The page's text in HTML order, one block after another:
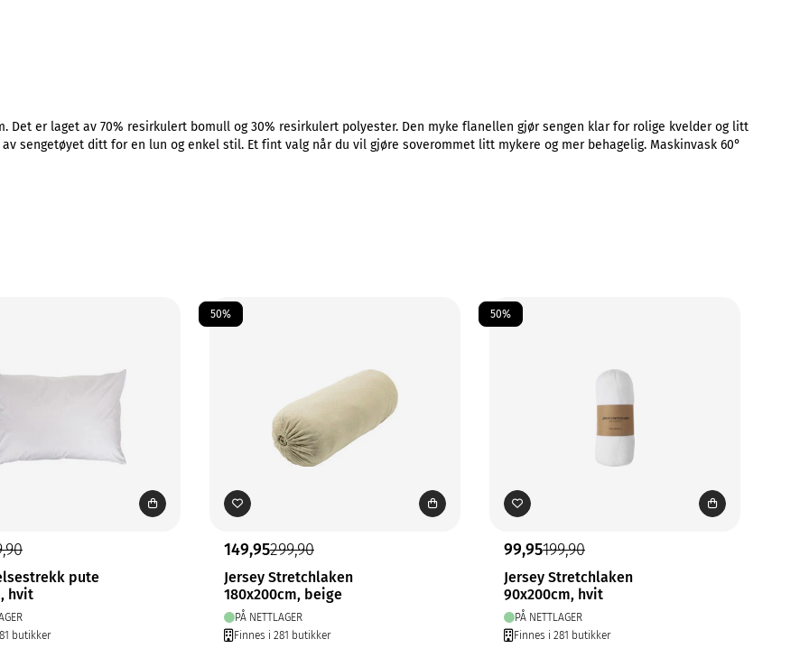
Det er laget av 70% resirkulert bomull og 30% resirkulert polyester. Den myke flanellen gjør sengen klar for rolige kvelder og litt
sengetøyet ditt for en lun og enkel stil. Et fint valg når du vil gjøre soverommet litt mykere og mer behagelig. Maskinvask 60°
pute
hvit
butikker
50%
149,95299,90
Jersey Stretchlaken
180x200cm, beige
PÅ NETTLAGER
Finnes i 281 butikker
50%
99,95199,90
Jersey Stretchlaken
90x200cm, hvit
PÅ NETTLAGER
Finnes i 281 butikker